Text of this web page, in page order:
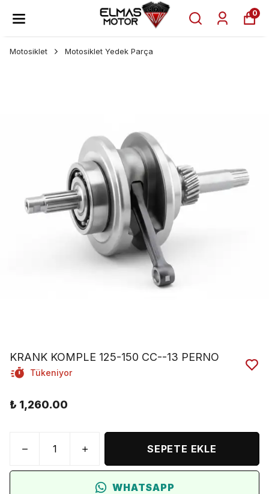
0
Motosiklet Motosiklet Yedek Parça
KRANK KOMPLE 125-150 CC--13 PERNO
Tükeniyor
₺ 1,260.00
SEPETE EKLE
WHATSAPP